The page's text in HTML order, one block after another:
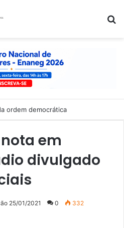
ordem democrática
em
divulgado
25/01/2021 0 332